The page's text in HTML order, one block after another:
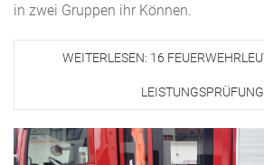
in zwei Gruppen ihr Können.
WEITERLESEN: 16
LEISTUNGSPRÜFUNG